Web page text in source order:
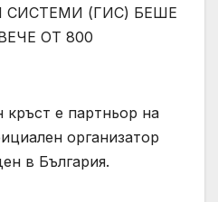
(ГИС) БЕШЕ
ОТ 800
кръст е партньор на
организатор
в България.